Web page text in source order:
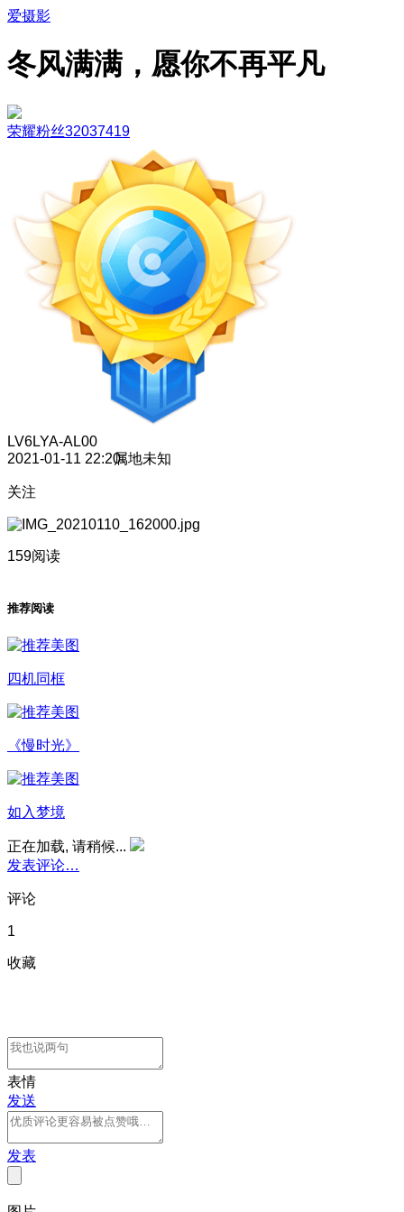
爱摄影
冬风满满，愿你不再平凡
荣耀粉丝32037419
LV6LYA-AL00
2021-01-11 22:20属地未知
关注
159阅读
推荐阅读
四机同框
《慢时光》
如入梦境
正在加载, 请稍候...
发表评论…
评论
1
收藏
表情
发送
发表